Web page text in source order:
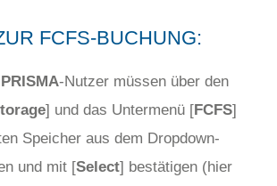
FCFS-BUCHUNG:
PRISMA-Nutzer müssen über den
] und das Untermenü [FCFS]
Speicher aus dem Dropdown-
und mit [Select] bestätigen (hier